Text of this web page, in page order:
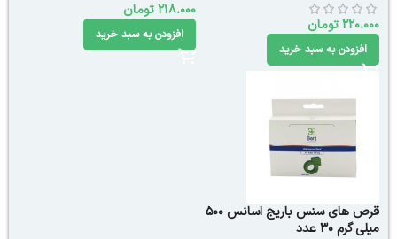
220.000تومان
افزودن به سبد خرید
218.000تومان
افزودن به سبد خرید
قرص های سنس باریج اسانس 500
میلی گرم 30 عدد